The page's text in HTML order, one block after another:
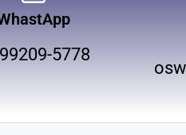
5778